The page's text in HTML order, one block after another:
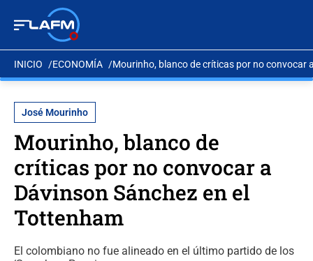
INICIO ECONOMÍA Mourinho, blanco de críticas por no convocar
José Mourinho
Mourinho, blanco de
críticas por no convocar a
Dávinson Sánchez en el
Tottenham
El colombiano no fue alineado en el último partido de los